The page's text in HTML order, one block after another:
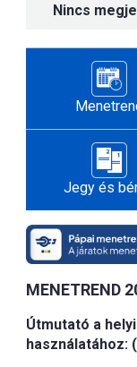
Nincs
Jegy és
MENETREND
Útmutató a
használatához: (